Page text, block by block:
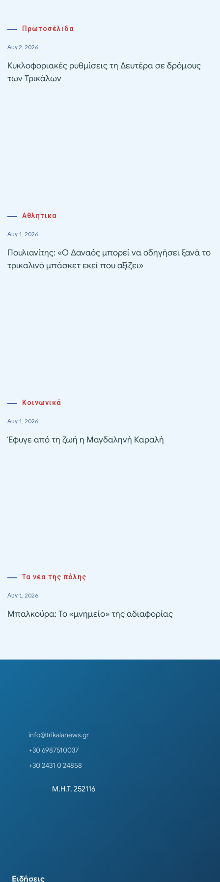
Πρωτοσέλιδα
Αυγ 2, 2026
Κυκλοφοριακές ρυθμίσεις τη Δευτέρα σε δρόμους
των Τρικάλων
Αθλητικα
Αυγ 1, 2026
Πουλιανίτης: «Ο Δαναός μπορεί να οδηγήσει ξανά το
τρικαλινό μπάσκετ εκεί που αξίζει»
Κοινωνικά
Αυγ 1, 2026
Έφυγε από τη ζωή η Μαγδαληνή Καραλή
Τα νέα της πόλης
Αυγ 1, 2026
Μπαλκούρα: Το «μνημείο» της αδιαφορίας
info@trikalanews.gr
+30 6987510037
+30 2431 0 24858
Μ.Η.Τ. 252116
Ειδήσεις